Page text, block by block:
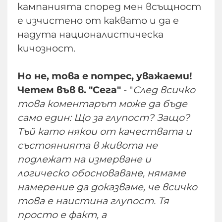
кампанията според мен всъщност
е изчистено от каквато и да е
надута националистическа
кичозност.
Но не, това е потрес, уважаеми!
Четем във в. "Сега" - "След всичко
това коментарът може да бъде
само един: Що за глупост? Защо?
Тъй като някои от качествата и
състоянията в живота не
подлежат на измерване и
логическо обосноваване, нямаме
намерение да доказваме, че всичко
това е наистина глупост. Тя
просто е факт, а